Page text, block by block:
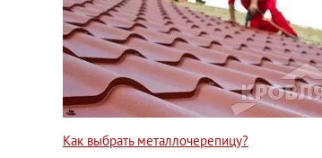
Как выбрать металлочерепицу?